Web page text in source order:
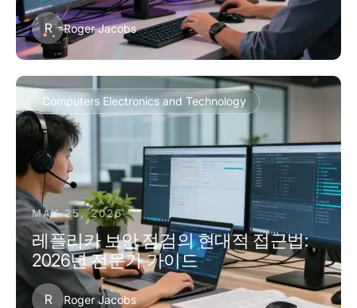
R Roger Jacobs
Computers Electronics and Technology
MAY 25, 2026
레플리카 보안 점검의 현대적 접근법:
2026년 전문가 가이드
R Roger Jacobs